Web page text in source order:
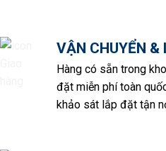
VẬN CHUYỂN
Hàng có sẵn trong
đặt miễn phí toàn
khảo sát lắp đặt tận